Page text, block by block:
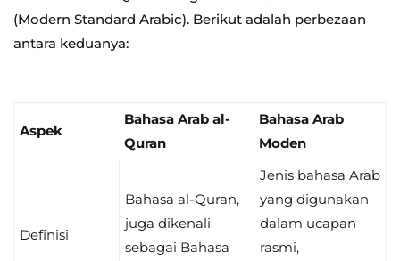
(Modern Standard Arabic). Berikut adalah perbezaan
antara keduanya:
Aspek
Bahasa Arab al-
Quran
Bahasa Arab
Moden
Definisi
Bahasa al-Quran,
juga dikenali
sebagai Bahasa
Jenis bahasa Arab
yang digunakan
dalam ucapan
rasmi,